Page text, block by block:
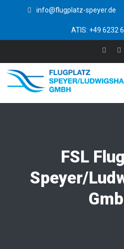
info@flugplatz-speyer.de
ATIS: +49 6232
FSL
Speyer/